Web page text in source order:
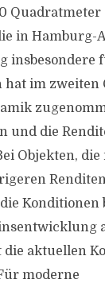
in Hamburg-
insbesondere
hat im zweiten
und die
Objekten,
Konditionen
die aktuellen
moderne